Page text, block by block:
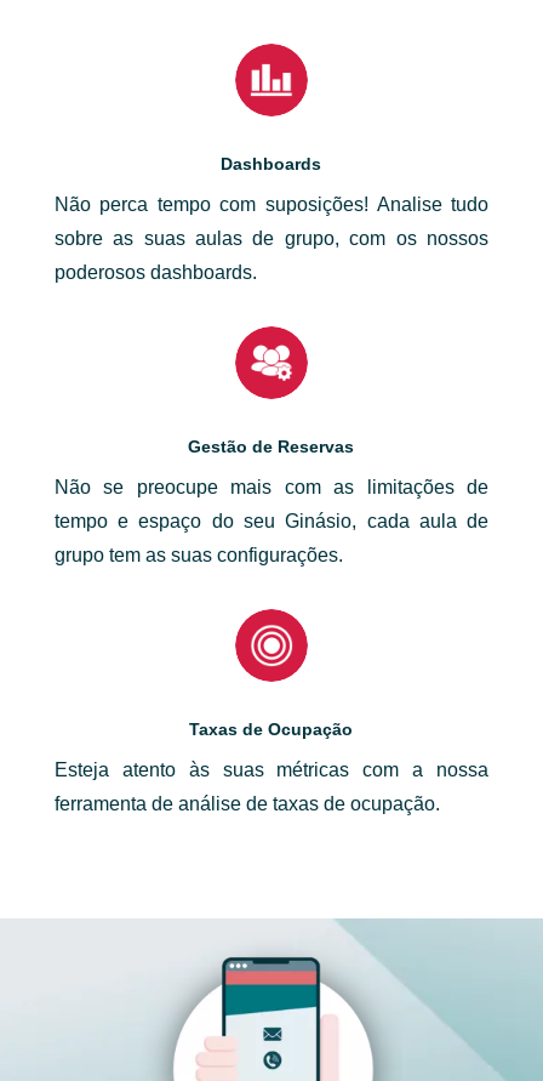
Dashboards
Não perca tempo com suposições! Analise tudo
sobre as suas aulas de grupo, com os nossos
poderosos dashboards.
Gestão de Reservas
Não se preocupe mais com as limitações de
tempo e espaço do seu Ginásio, cada aula de
grupo tem as suas configurações.
Taxas de Ocupação
Esteja atento às suas métricas com a nossa
ferramenta de análise de taxas de ocupação.